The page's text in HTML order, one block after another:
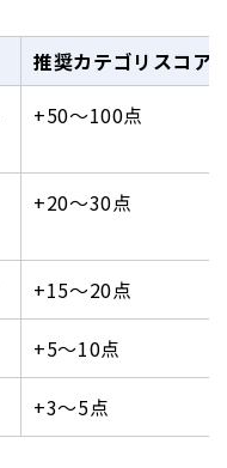
推奨カテゴリスコア
+50〜100点
+20〜30点
+15〜20点
+5〜10点
+3〜5点